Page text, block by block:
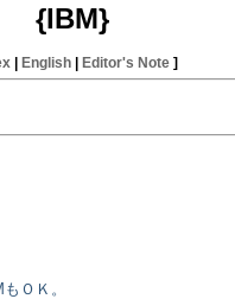
{IBM}
| English | Editor's Note ]
ＯＫ。